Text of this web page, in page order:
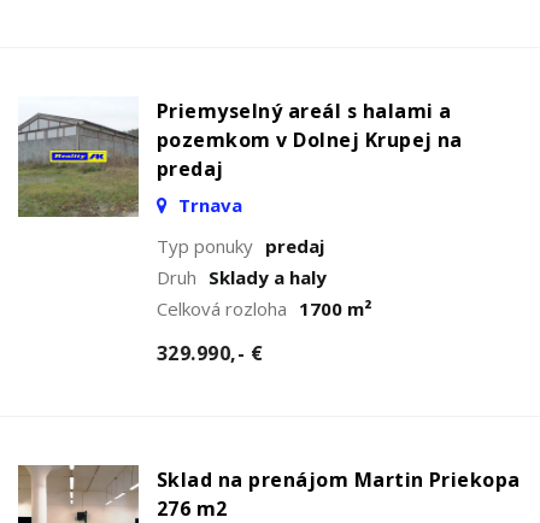
Priemyselný areál s halami a
pozemkom v Dolnej Krupej na
predaj
Trnava
Typ ponuky predaj
Druh Sklady a haly
Celková rozloha 1700 m²
329.990,- €
Sklad na prenájom Martin Priekopa
276 m2